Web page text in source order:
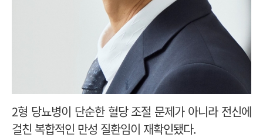
2형 당뇨병이 단순한 혈당 조절 문제가 아니라 전신에
걸친 복합적인 만성 질환임이 재확인됐다.